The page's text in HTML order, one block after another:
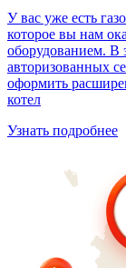
У вас уже есть
которое вы нам
оборудованием. В
авторизованных
оформить
котел
Узнать подробнее